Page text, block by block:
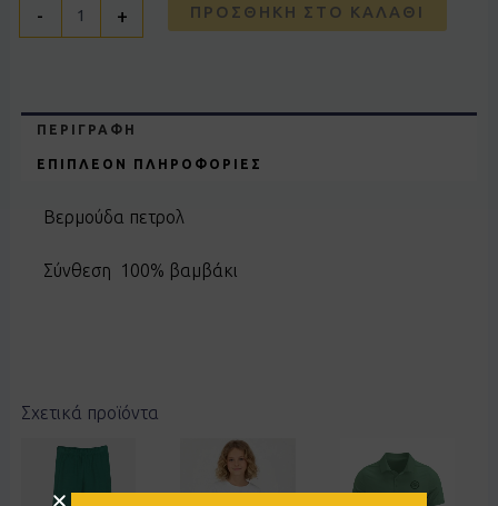
- + ΠΡΟΣΘΉΚΗ ΣΤΟ ΚΑΛΆΘΙ
ΠΕΡΙΓΡΑΦΉ
ΕΠΙΠΛΈΟΝ ΠΛΗΡΟΦΟΡΊΕΣ
Βερμούδα πετρολ
Σύνθεση 100% βαμβάκι
Σχετικά προϊόντα